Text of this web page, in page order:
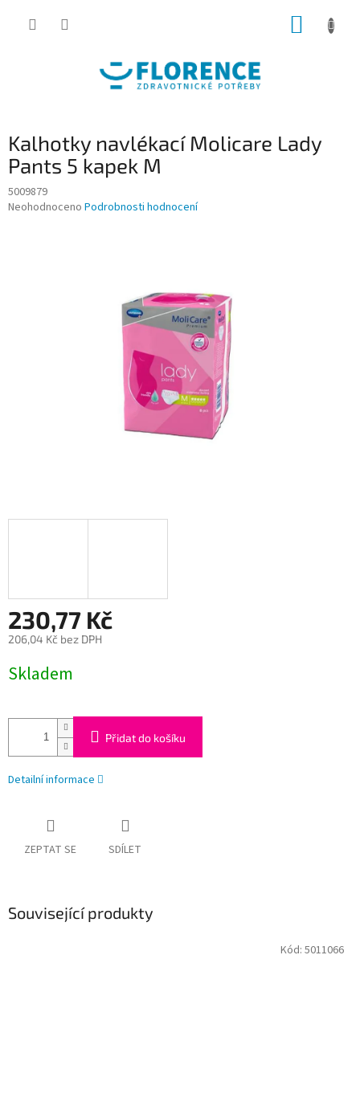
Kalhotky navlékací Molicare Lady
Pants 5 kapek M
5009879
Průměrné
Neohodnoceno Podrobnosti hodnocení
230,77 Kč
206,04 Kč bez DPH
cena:
Skladem
Přidat do košíku
Detailní informace
ZEPTAT SE SDÍLET
Související produkty
Kód: 5011066